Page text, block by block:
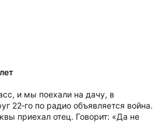
и мы поехали на дачу, в
22‑го по радио объявляется война.
приехал отец. Говорит: «Да не